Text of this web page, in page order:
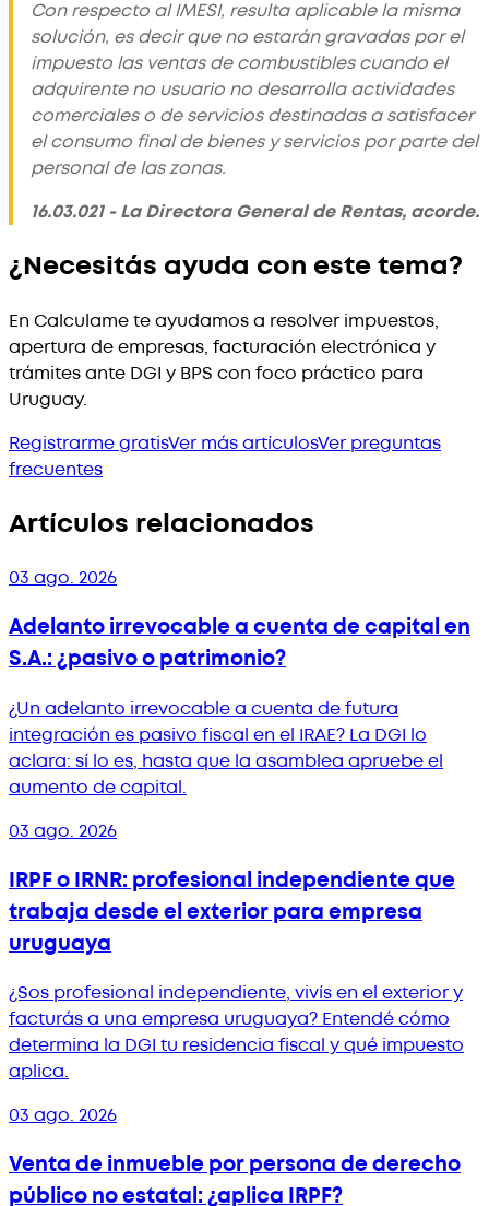
Con respecto al IMESI, resulta aplicable la misma
solución, es decir que no estarán gravadas por el
impuesto las ventas de combustibles cuando el
adquirente no usuario no desarrolla actividades
comerciales o de servicios destinadas a satisfacer
el consumo final de bienes y servicios por parte del
personal de las zonas.
16.03.021 - La Directora General de Rentas, acorde.
¿Necesitás ayuda con este tema?
En Calculame te ayudamos a resolver impuestos,
apertura de empresas, facturación electrónica y
trámites ante DGI y BPS con foco práctico para
Uruguay.
Registrarme gratisVer más artículosVer preguntas
frecuentes
Artículos relacionados
03 ago. 2026
Adelanto irrevocable a cuenta de capital en
S.A.: ¿pasivo o patrimonio?
¿Un adelanto irrevocable a cuenta de futura
integración es pasivo fiscal en el IRAE? La DGI lo
aclara: sí lo es, hasta que la asamblea apruebe el
aumento de capital.
03 ago. 2026
IRPF o IRNR: profesional independiente que
trabaja desde el exterior para empresa
uruguaya
¿Sos profesional independiente, vivís en el exterior y
facturás a una empresa uruguaya? Entendé cómo
determina la DGI tu residencia fiscal y qué impuesto
aplica.
03 ago. 2026
Venta de inmueble por persona de derecho
público no estatal: ¿aplica IRPF?